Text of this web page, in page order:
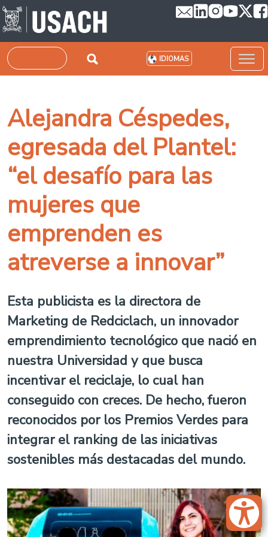
Pasar al contenido principal
Buscar IDIOMAS
Alejandra Céspedes,
egresada del Plantel:
“el desafío para las
mujeres que
emprenden es
atreverse a innovar”
Esta publicista es la directora de
Marketing de Redciclach, un innovador
emprendimiento tecnológico que nació en
nuestra Universidad y que busca
incentivar el reciclaje, lo cual han
conseguido con creces. De hecho, fueron
reconocidos por los Premios Verdes para
integrar el ranking de las iniciativas
sostenibles más destacadas del mundo.